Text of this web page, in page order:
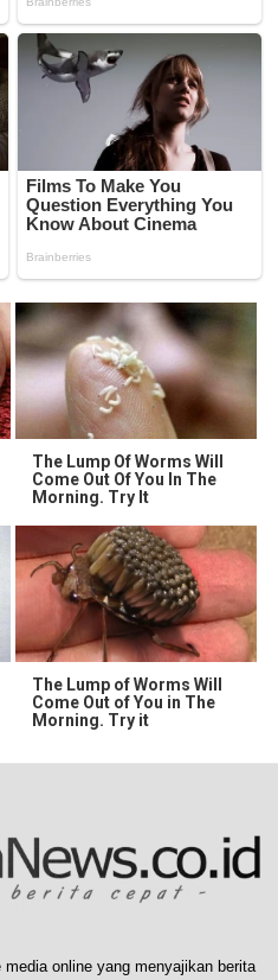
The Lump Of Worms Will
Come Out Of You In The
Morning. Try It
The Lump of Worms Will
Come Out of You in The
Morning. Try it
online yang menyajikan berita